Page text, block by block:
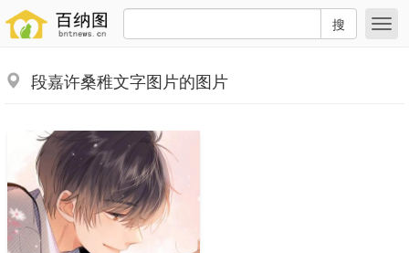
搜
段嘉许桑稚文字图片的图片